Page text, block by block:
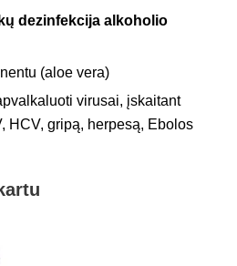
dezinfekcija alkoholio
(aloe vera)
virusai, įskaitant
HCV, gripą, herpesą, Ebolos